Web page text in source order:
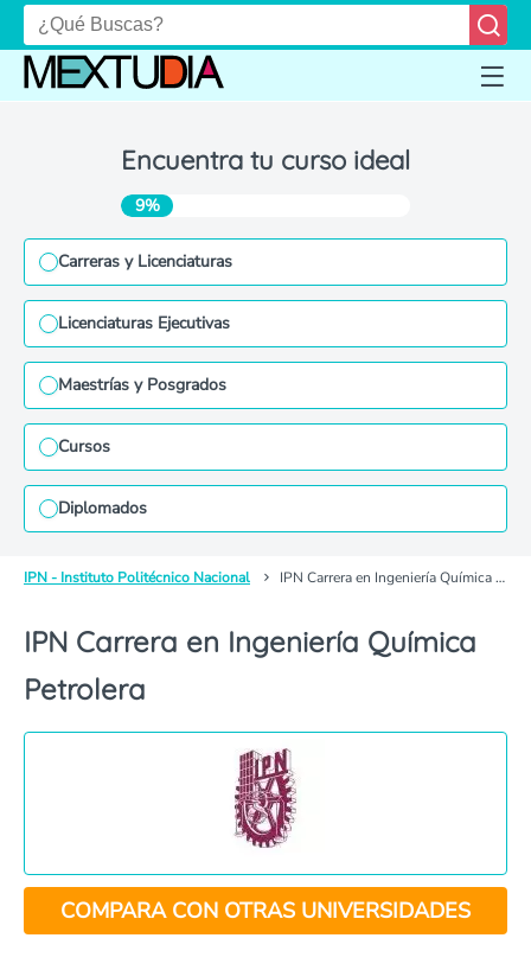
Encuentra tu curso ideal
9%
Carreras y Licenciaturas
Licenciaturas Ejecutivas
Maestrías y Posgrados
Cursos
Diplomados
IPN - Instituto Politécnico Nacional IPN Carrera en Ingeniería Química Petrolera
IPN Carrera en Ingeniería Química
Petrolera
COMPARA CON OTRAS UNIVERSIDADES